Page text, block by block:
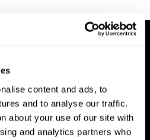
content and ads, to
and to analyse our traffic.
about your use of our site with
and analytics partners who